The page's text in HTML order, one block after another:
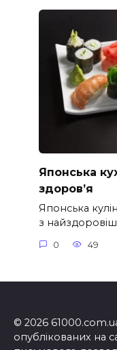
Японська
здоров’я
Японська
з
0 49
© 2026
опублікованих на